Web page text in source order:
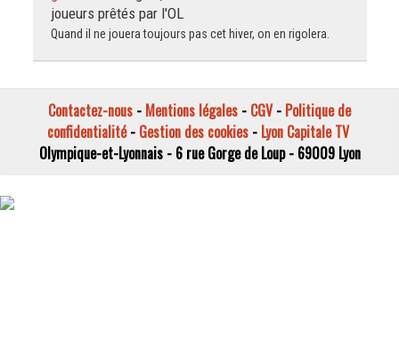
joueurs prêtés par l'OL
Quand il ne jouera toujours pas cet hiver, on en rigolera.
Contactez-nous - Mentions légales - CGV- Politique de
confidentialité- Gestion des cookies- Lyon Capitale TV
Olympique-et-Lyonnais - 6 rue Gorge de Loup - 69009 Lyon